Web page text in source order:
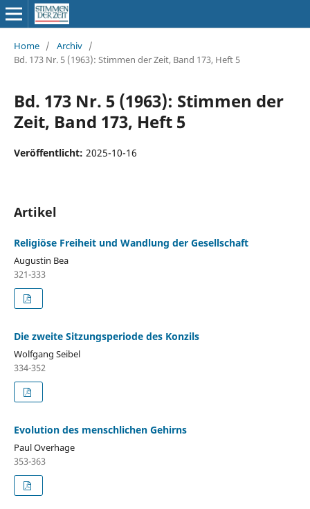
Home / Archiv /
Bd. 173 Nr. 5 (1963): Stimmen der Zeit, Band 173, Heft 5
Bd. 173 Nr. 5 (1963): Stimmen der
Zeit, Band 173, Heft 5
Veröffentlicht: 2025-10-16
Artikel
Religiöse Freiheit und Wandlung der Gesellschaft
Augustin Bea
321-333
Die zweite Sitzungsperiode des Konzils
Wolfgang Seibel
334-352
Evolution des menschlichen Gehirns
Paul Overhage
353-363